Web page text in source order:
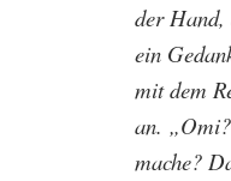
der
ein
mit dem
an.
mache?